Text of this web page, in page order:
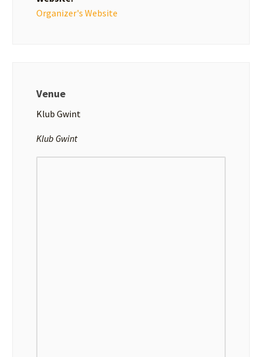
Organizer's Website
Venue
Klub Gwint
Klub Gwint